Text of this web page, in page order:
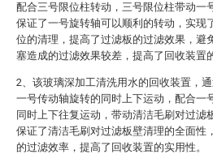
配合三号限位柱转动，三号限位柱带动一
保证了一号旋转轴可以顺利的转动，实现
位的清理，提高了过滤板的过滤效果，避
塞造成的过滤效果较差，提高了回收装置
2、该玻璃深加工清洗用水的回收装置，
一号传动轴旋转的同时上下运动，配合一
同时上下往复运动，带动清洁毛刷对过滤
保证了清洁毛刷对过滤板壁清理的全面性
的过滤效率，提高了回收装置的实用性。